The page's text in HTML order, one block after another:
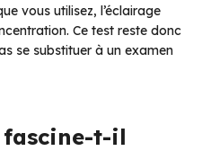
vous utilisez, l’éclairage
Ce test reste donc
se substituer à un examen
fascine-t-il